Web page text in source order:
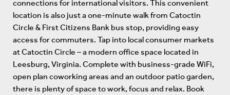
connections for international visitors. This convenient
location is also just a one-minute walk from Catoctin
Circle & First Citizens Bank bus stop, providing easy
access for commuters. Tap into local consumer markets
at Catoctin Circle – a modern office space located in
Leesburg, Virginia. Complete with business-grade WiFi,
open plan coworking areas and an outdoor patio garden,
there is plenty of space to work, focus and relax. Book